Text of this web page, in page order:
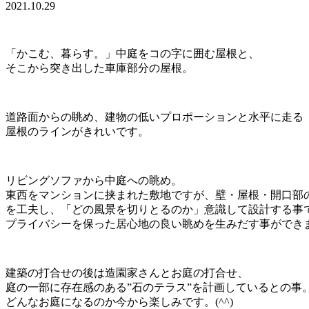
2021.10.29
「かこむ、暮らす。」中庭をコの字に囲む屋根と、
そこから突き出した車庫部分の屋根。
道路面からの眺め、建物の低いプロポーションと水平に走る
屋根のラインがきれいです。
リビングソファから中庭への眺め。
東西をマンションに挟まれた敷地ですが、壁・屋根・開口部
を工夫し、「どの風景を切りとるのか」意識して設計する事
プライバシーを保った居心地の良い眺めを生みだす事ができ
建築の打合せの後は造園家さんとお庭の打合せ、
庭の一部に存在感のある”石のテラス”を計画しているとの事。
どんなお庭になるのか今から楽しみです。(^^)